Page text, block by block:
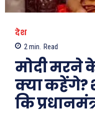
देश
2 min. Read
मोदी मरने
क्या कहेंगे?
कि